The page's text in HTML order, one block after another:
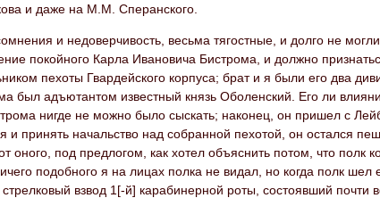
и даже на М.М. Сперанского.
и недоверчивость, весьма тягостные, и долго не
покойного Карла Ивановича Бистрома, и должно
пехоты Гвардейского корпуса; брат и я были его два
был адъютантом известный князь Оболенский. Его ли
нигде не можно было сыскать; наконец, он пришел с
и принять начальство над собранной пехотой, он остался
оного, под предлогом, как хотел объяснить потом, что полк
подобного я на лицах полка не видал, но когда полк шел
взвод 1[-й] карабинерной роты, состоявший почти